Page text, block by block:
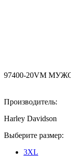
97400-20VM
Производитель:
Harley Davidson
Выберите размер:
3XL